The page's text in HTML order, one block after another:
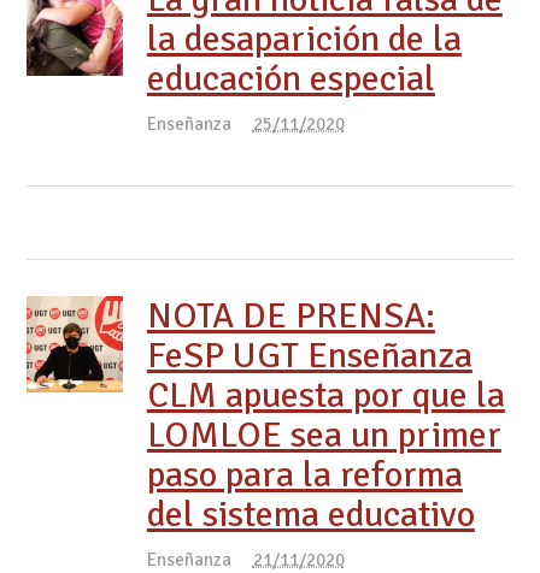
la desaparición de la
educación especial
Enseñanza 25/11/2020
NOTA DE PRENSA:
FeSP UGT Enseñanza
CLM apuesta por que la
LOMLOE sea un primer
paso para la reforma
del sistema educativo
Enseñanza 21/11/2020